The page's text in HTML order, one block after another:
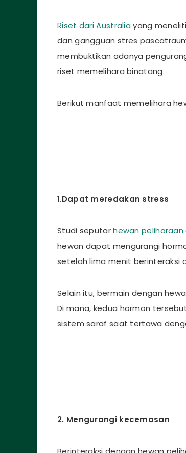
Riset dari Australia yang
dan gangguan stres
membuktikan adanya
riset memelihara binatang.
Berikut manfaat memelihara
1.Dapat meredakan stress
Studi seputarhewan peliharaan
hewan dapat mengurangi
setelah lima menit berinteraksi
Selain itu, bermain dengan
Di mana, kedua hormon
sistem saraf saat tertawa
2. Mengurangi kecemasan